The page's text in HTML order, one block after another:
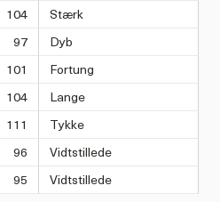
104
Stærk
97
Dyb
101
Fortung
104
Lange
111
Tykke
96
Vidtstillede
95 Vidtstillede